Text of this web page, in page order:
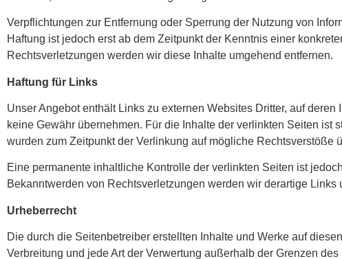
Verpflichtungen zur Entfernung oder Sperrung der Nutzung von
Haftung ist jedoch erst ab dem Zeitpunkt der Kenntnis einer
Rechtsverletzungen werden wir diese Inhalte umgehend entfernen.
Haftung für Links
Unser Angebot enthält Links zu externen Websites Dritter, auf
keine Gewähr übernehmen. Für die Inhalte der verlinkten Seiten
wurden zum Zeitpunkt der Verlinkung auf mögliche Rechtsverstöße
Eine permanente inhaltliche Kontrolle der verlinkten Seiten ist
Bekanntwerden von Rechtsverletzungen werden wir derartige Links
Urheberrecht
Die durch die Seitenbetreiber erstellten Inhalte und Werke auf
Verbreitung und jede Art der Verwertung außerhalb der Grenzen